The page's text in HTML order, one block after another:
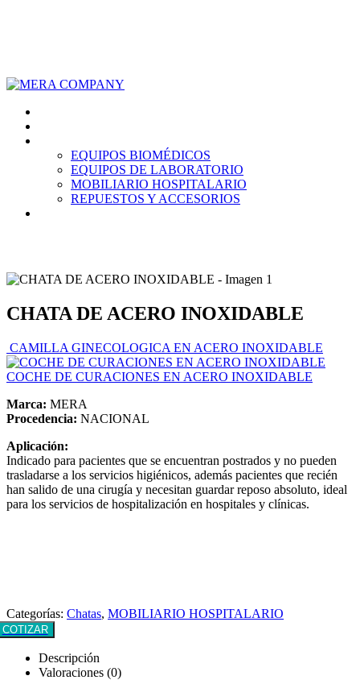
EQUIPOS BIOMÉDICOS
EQUIPOS DE LABORATORIO
MOBILIARIO HOSPITALARIO
REPUESTOS Y ACCESORIOS
CHATA DE ACERO INOXIDABLE
CAMILLA GINECOLOGICA EN ACERO INOXIDABLE
COCHE DE CURACIONES EN ACERO INOXIDABLE
Marca: MERA
Procedencia: NACIONAL
Aplicación:
Indicado para pacientes que se encuentran postrados y no pueden
trasladarse a los servicios higiénicos, además pacientes que recién
han salido de una cirugía y necesitan guardar reposo absoluto, ideal
para los servicios de hospitalización en hospitales y clínicas.
Categorías: Chatas, MOBILIARIO HOSPITALARIO
COTIZAR
Descripción
Valoraciones (0)